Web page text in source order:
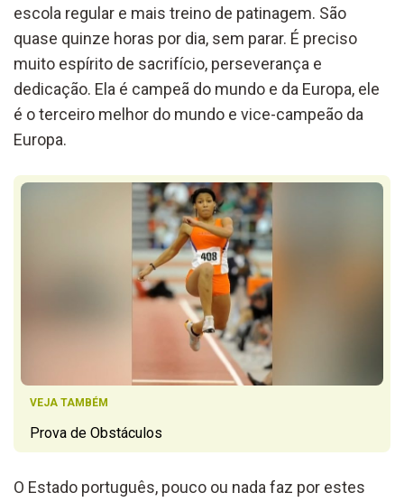
escola regular e mais treino de patinagem. São
quase quinze horas por dia, sem parar. É preciso
muito espírito de sacrifício, perseverança e
dedicação. Ela é campeã do mundo e da Europa, ele
é o terceiro melhor do mundo e vice-campeão da
Europa.
VEJA TAMBÉM
Prova de Obstáculos
O Estado português, pouco ou nada faz por estes